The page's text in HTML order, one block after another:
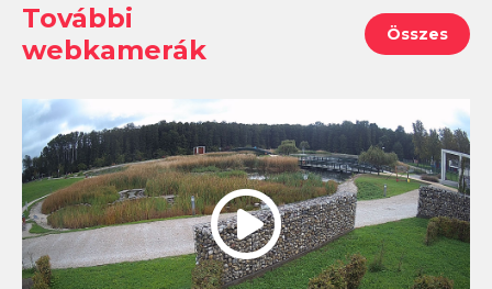
További
webkamerák
Összes